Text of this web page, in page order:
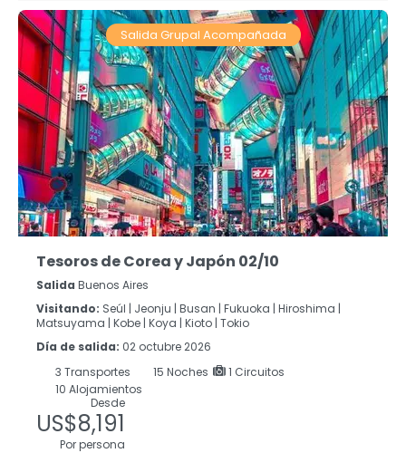
Salida Grupal Acompañada
Tesoros de Corea y Japón 02/10
Salida Buenos Aires
Visitando: Seúl | Jeonju | Busan | Fukuoka | Hiroshima |
Matsuyama | Kobe | Koya | Kioto | Tokio
Día de salida: 02 octubre 2026
3 Transportes 15 Noches
1 Circuitos
10 Alojamientos
Desde
US$8,191
Por persona